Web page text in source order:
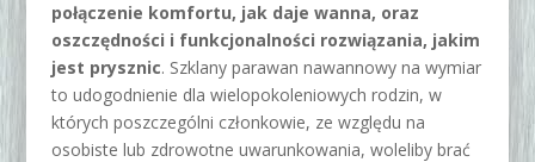
połączenie komfortu, jak daje wanna, oraz
oszczędności i funkcjonalności rozwiązania, jakim
jest prysznic. Szklany parawan nawannowy na wymiar
to udogodnienie dla wielopokoleniowych rodzin, w
których poszczególni członkowie, ze względu na
osobiste lub zdrowotne uwarunkowania, woleliby brać